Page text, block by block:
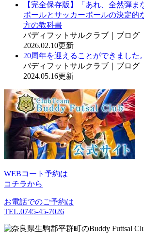
【完全保存版】「あれ、全然弾
ボールとサッカーボールの決定的
方の教科書
バディフットサルクラブ｜ブログ
2026.02.10更新
20周年を迎えることができました。
バディフットサルクラブ｜ブログ
2024.05.16更新
WEBコート予約は
コチラから
お電話でのご予約は
TEL.0745-45-7026